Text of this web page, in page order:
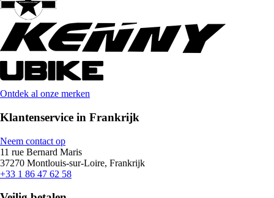
Ontdek al onze merken
Klantenservice in Frankrijk
Neem contact op
11 rue Bernard Maris
37270 Montlouis-sur-Loire, Frankrijk
+33 1 86 47 62 58